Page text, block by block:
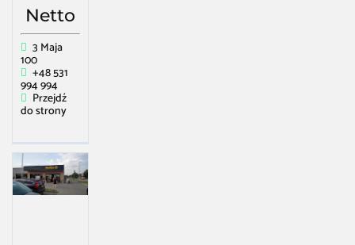
Netto
3 Maja
100
+48 531
994 994
Przejdź
do strony